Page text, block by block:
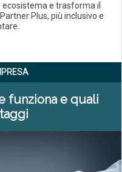
ecosistema e trasforma il
Plus, più inclusivo e
funziona e quali